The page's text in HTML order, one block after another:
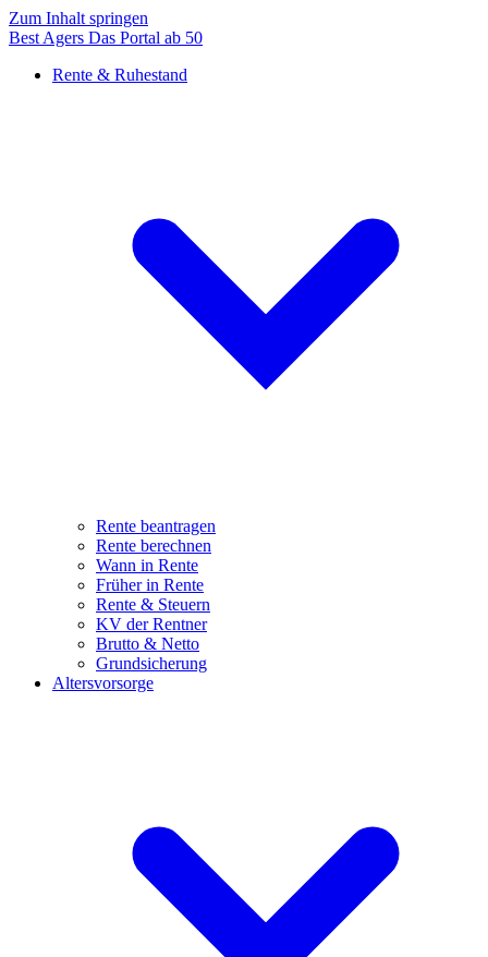
Zum Inhalt springen
Best Agers Das Portal ab 50
Rente & Ruhestand
Rente beantragen
Rente berechnen
Wann in Rente
Früher in Rente
Rente & Steuern
KV der Rentner
Brutto & Netto
Grundsicherung
Altersvorsorge